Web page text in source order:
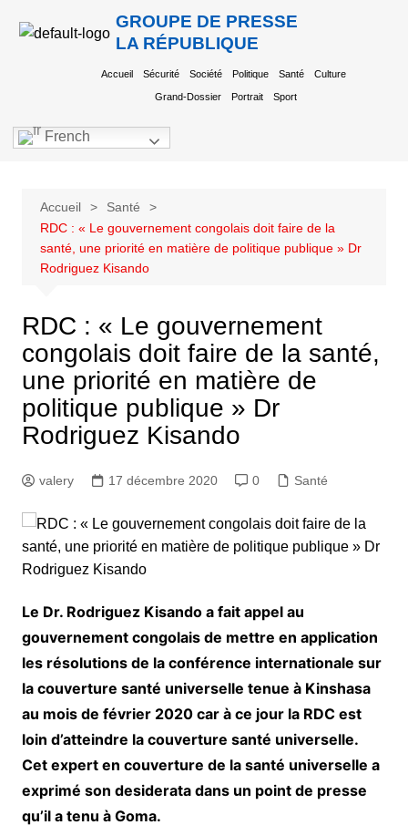
GROUPE DE PRESSE
LA RÉPUBLIQUE
Accueil Sécurité Société Politique Santé Culture
Grand-Dossier Portrait Sport
French
Accueil
Santé
RDC : « Le gouvernement congolais doit faire de la
santé, une priorité en matière de politique publique » Dr
Rodriguez Kisando
RDC : « Le gouvernement
congolais doit faire de la santé,
une priorité en matière de
politique publique » Dr
Rodriguez Kisando
valery 17 décembre 2020 0 Santé
Le Dr. Rodriguez Kisando a fait appel au
gouvernement congolais de mettre en application
les résolutions de la conférence internationale sur
la couverture santé universelle tenue à Kinshasa
au mois de février 2020 car à ce jour la RDC est
loin d’atteindre la couverture santé universelle.
Cet expert en couverture de la santé universelle a
exprimé son desiderata dans un point de presse
qu’il a tenu à Goma.